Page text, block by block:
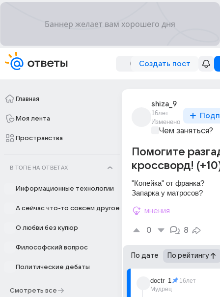
Создать пост
Главная
Моя лента
Пространства
В ТОПЕ НА ОТВЕТАХ
Информационные технологии
А сейчас что-то совсем другое
О любви без купюр
Философский вопрос
Политические дебаты
Смотреть все
shiza_9
16лет
Изменено
Чем заняться?
Помогите
кроссворд!
"Копейка" от франка?
Запарка у матросов?
мнения
0 8
По дате По рейтингу
doctr_1
Мудрец
16лет